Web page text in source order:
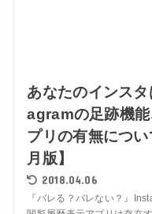
あなたのインス
agramの足跡機
プリの有無につ
月版】
2018.04.06
『バレる？バレない？』